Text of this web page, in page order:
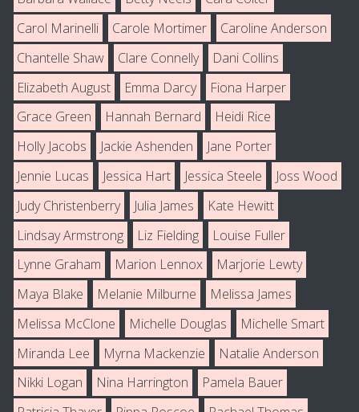
Carol Marinelli
Carole Mortimer
Caroline Anderson
Chantelle Shaw
Clare Connelly
Dani Collins
Elizabeth August
Emma Darcy
Fiona Harper
Grace Green
Hannah Bernard
Heidi Rice
Holly Jacobs
Jackie Ashenden
Jane Porter
Jennie Lucas
Jessica Hart Jessica Steele
Joss Wood
Judy Christenberry
Julia James
Kate Hewitt
Lindsay Armstrong
Liz Fielding
Louise Fuller
Lynne Graham
Marion Lennox
Marjorie Lewty
Maya Blake
Melanie Milburne
Melissa James
Melissa McClone
Michelle Douglas
Michelle Smart
Miranda Lee
Myrna Mackenzie
Natalie Anderson
Nikki Logan
Nina Harrington
Pamela Bauer